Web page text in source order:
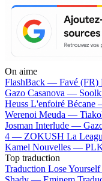
On aime
FlashBack — Favé (FR)
Gazo Casanova —
Heuss L'enfoiré Bécane
Werenoi Meuda —
Josman Interlude —
4 — ZOKUSH La
Kamel Nouvelles —
Top traduction
Traduction Lose